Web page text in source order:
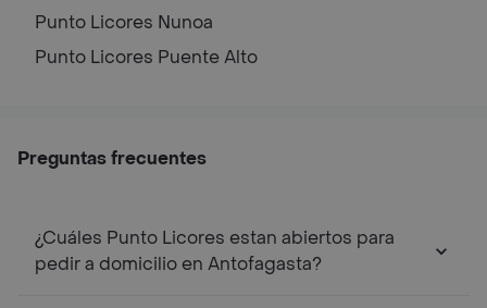
Punto Licores Nunoa
Punto Licores Puente Alto
Preguntas frecuentes
¿Cuáles Punto Licores estan abiertos para
pedir a domicilio en Antofagasta?